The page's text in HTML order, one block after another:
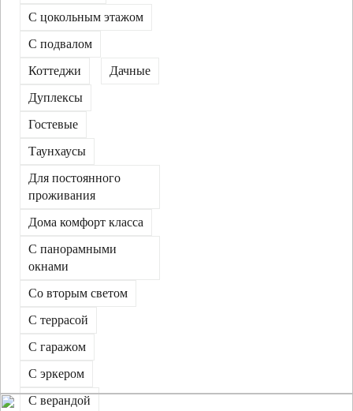
C цокольным этажом
С подвалом
Коттеджи
Дачные
Дуплексы
Гостевые
Таунхаусы
Для постоянного
проживания
Дома комфорт класса
С панорамными
окнами
Со вторым светом
С террасой
С гаражом
С эркером
С верандой